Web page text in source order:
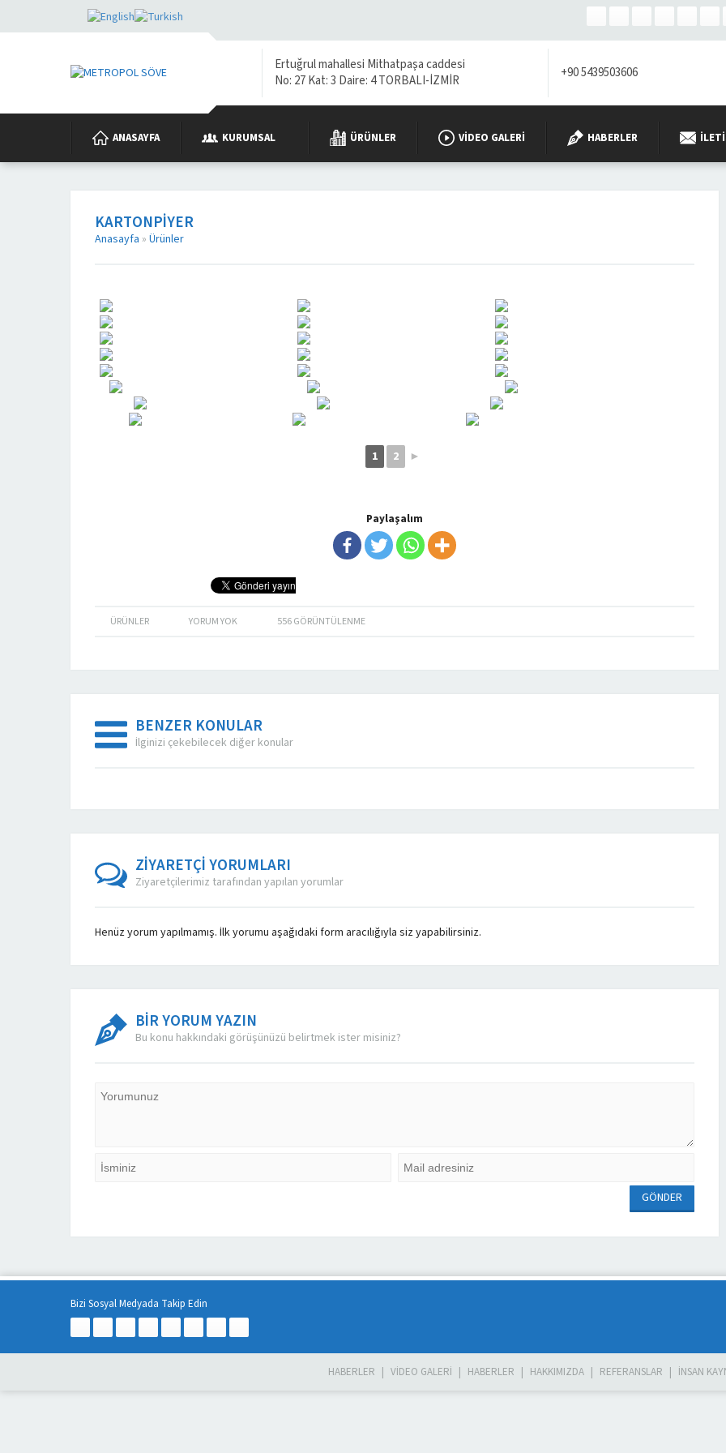
Ertuğrul mahallesi Mithatpaşa caddesi
No: 27 Kat: 3 Daire: 4 TORBALI-İZMİR
+90 5439503606
ANASAYFA KURUMSAL ÜRÜNLER VIDEO GALERI HABERLER
KARTONPIYER
Anasayfa » Ürünler
1 2 ►
Paylaşalım
ÜRÜNLER YORUM YOK 556GÖRÜNTÜLENME
BENZER KONULAR
İlginizi çekebilecek diğer konular
ZİYARETÇİ YORUMLARI
Ziyaretçilerimiz tarafından yapılan yorumlar
Henüz yorum yapılmamış. İlk yorumu aşağıdaki form aracılığıyla siz yapabilirsiniz.
BİR YORUM YAZIN
Bu konu hakkındaki görüşünüzü belirtmek ister misiniz?
Bizi Sosyal Medyada Takip Edin
HABERLER VIDEO GALERI HABERLER HAKKIMIZDA REFERANSLAR İNSAN